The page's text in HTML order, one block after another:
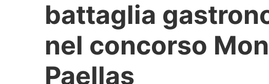
battaglia
nel concorso
Paellas